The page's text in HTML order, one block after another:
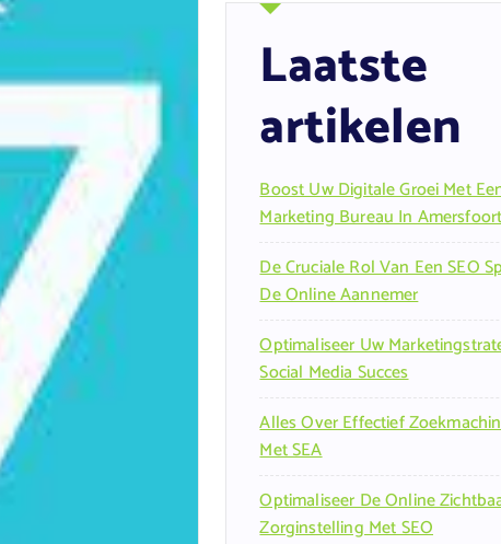
Laatste
artikelen
Boost Uw Digitale Groei Met
Marketing Bureau In
De Cruciale Rol Van Een SEO
De Online Aannemer
Optimaliseer Uw
Social Media Succes
Alles Over Effectief
Met SEA
Optimaliseer De Online
Zorginstelling Met SEO